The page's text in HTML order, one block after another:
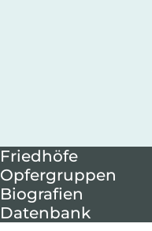
Friedhöfe
Opfergruppen
Biografien
Datenbank